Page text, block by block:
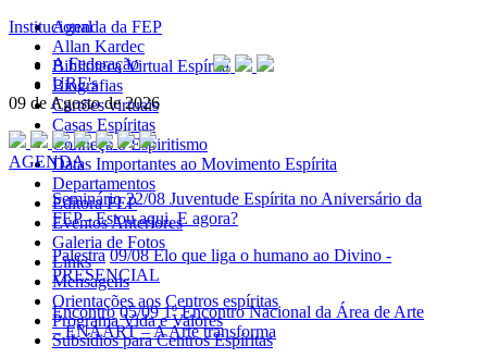
Agenda da FEP
Allan Kardec
Biblioteca Virtual Espírita
Biografias
Cartões virtuais
Casas Espíritas
Conheça o Espiritismo
Datas Importantes ao Movimento Espírita
Departamentos
Editora FEP
Eventos Anteriores
Galeria de Fotos
Links
Mensagens
Orientações aos Centros espíritas
Programa Vida e Valores
Subsídios para Centros Espíritas
Institucional
A Federação
URE's
09 de Agosto de 2026
AGENDA
Seminário 22/08 Juventude Espírita no Aniversário da
FEP - Estou aqui. E agora?
Palestra 09/08 Elo que liga o humano ao Divino -
PRESENCIAL
Encontro 05/09 1º Encontro Nacional da Área de Arte
– ENAART – A Arte transforma